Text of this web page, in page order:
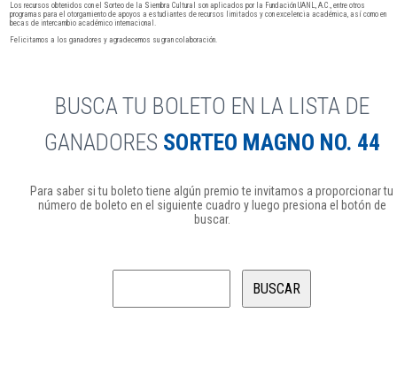
Los recursos obtenidos con el Sorteo de la Siembra Cultural son aplicados por la Fundación UANL, A.C., entre otros
programas para el otorgamiento de apoyos a estudiantes de recursos limitados y con excelencia académica, así como en
becas de intercambio académico internacional.
Felicitamos a los ganadores y agradecemos su gran colaboración.
BUSCA TU BOLETO EN LA LISTA DE
GANADORES SORTEO MAGNO NO. 44
Para saber si tu boleto tiene algún premio te invitamos a proporcionar tu
número de boleto en el siguiente cuadro y luego presiona el botón de
buscar.